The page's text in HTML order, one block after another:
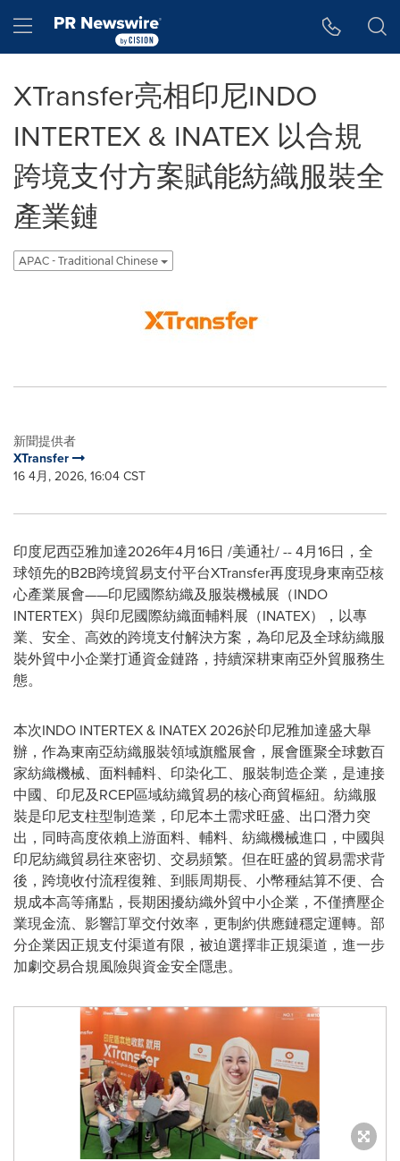
Hamburger menu
XTransfer亮相印尼INDO
INTERTEX & INATEX 以合規
跨境支付方案賦能紡織服裝全
產業鏈
APAC - Traditional Chinese
新聞提供者
XTransfer
16 4月, 2026, 16:04 CST
印度尼西亞雅加達2026年4月16日 /美通社/ -- 4月16日，全
球領先的B2B跨境貿易支付平台XTransfer再度現身東南亞核
心產業展會——印尼國際紡織及服裝機械展（INDO
INTERTEX）與印尼國際紡織面輔料展（INATEX），以專
業、安全、高效的跨境支付解決方案，為印尼及全球紡織服
裝外貿中小企業打通資金鏈路，持續深耕東南亞外貿服務生
態。
本次INDO INTERTEX & INATEX 2026於印尼雅加達盛大舉
辦，作為東南亞紡織服裝領域旗艦展會，展會匯聚全球數百
家紡織機械、面料輔料、印染化工、服裝制造企業，是連接
中國、印尼及RCEP區域紡織貿易的核心商貿樞紐。紡織服
裝是印尼支柱型制造業，印尼本土需求旺盛、出口潛力突
出，同時高度依賴上游面料、輔料、紡織機械進口，中國與
印尼紡織貿易往來密切、交易頻繁。但在旺盛的貿易需求背
後，跨境收付流程復雜、到賬周期長、小幣種結算不便、合
規成本高等痛點，長期困擾紡織外貿中小企業，不僅擠壓企
業現金流、影響訂單交付效率，更制約供應鏈穩定運轉。部
分企業因正規支付渠道有限，被迫選擇非正規渠道，進一步
加劇交易合規風險與資金安全隱患。